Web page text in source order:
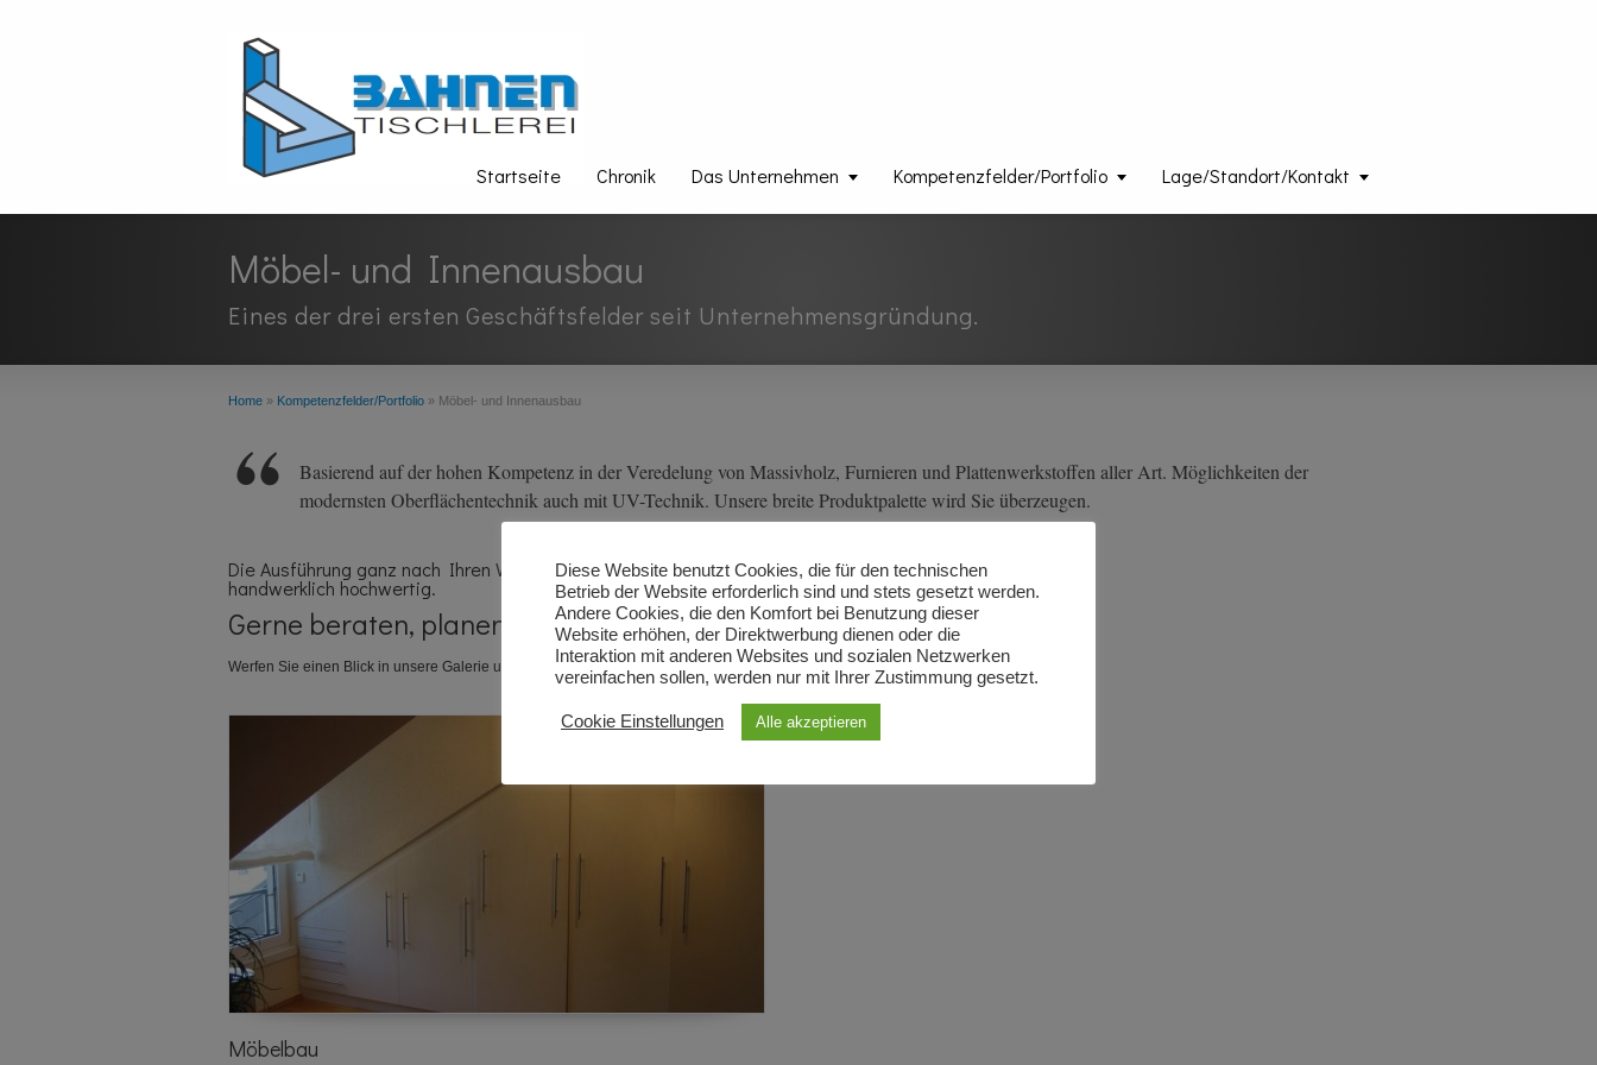
Startseite Chronik Das Unternehmen Kompetenzfelder/Portfolio Lage/Standort/Kontakt
Möbel- und Innenausbau
Eines der drei ersten Geschäftsfelder seit Unternehmensgründung.
Home » Kompetenzfelder/Portfolio » Möbel- und Innenausbau
Basierend auf der hohen Kompetenz in der Veredelung von Massivholz, Furnieren und Plattenwerkstoffen aller Art. Möglichkeiten der
modernsten Oberflächentechnik auch mit UV-Technik. Unsere breite Produktpalette wird Sie überzeugen.
Die Ausführung ganz nach Ihren Wünschen und Ihrem Geschmack maßgefertigt und
handwerklich hochwertig.
Gerne beraten, planen und gestalten wir für Sie.
Werfen Sie einen Blick in unsere Galerie um einen Eindruck von unseren Arbeiten zu erhalten.
Möbelbau
Diese Website benutzt Cookies, die für den technischen
Betrieb der Website erforderlich sind und stets gesetzt werden.
Andere Cookies, die den Komfort bei Benutzung dieser
Website erhöhen, der Direktwerbung dienen oder die
Interaktion mit anderen Websites und sozialen Netzwerken
vereinfachen sollen, werden nur mit Ihrer Zustimmung gesetzt.
Cookie Einstellungen Alle akzeptieren